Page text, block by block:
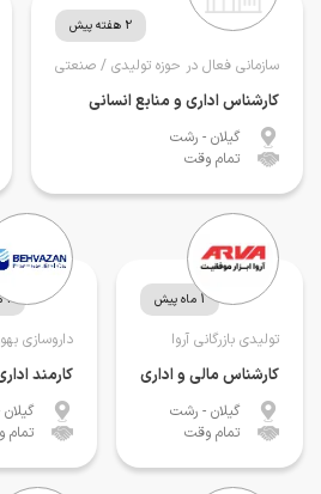
2 هفته پیش
سازمانی فعال در حوزه تولیدی / صنعتی
کارشناس اداری و منابع انسانی
گیلان - رشت
تمام وقت
1 ماه پیش
تولیدی بازرگانی آروا
کارشناس مالی و اداری
گیلان - رشت
تمام وقت
1 ماه پیش
داروسازی
کارمند
گیلان
تمام